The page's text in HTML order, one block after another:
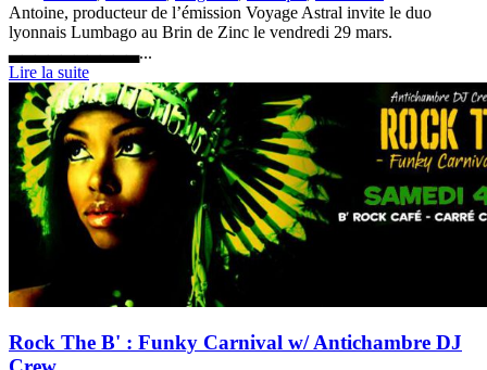
Antoine, producteur de l’émission Voyage Astral invite le duo
lyonnais Lumbago au Brin de Zinc le vendredi 29 mars.
▃▃▃▃▃▃▃▃▃▃...
Lire la suite
Rock The B' : Funky Carnival w/ Antichambre DJ